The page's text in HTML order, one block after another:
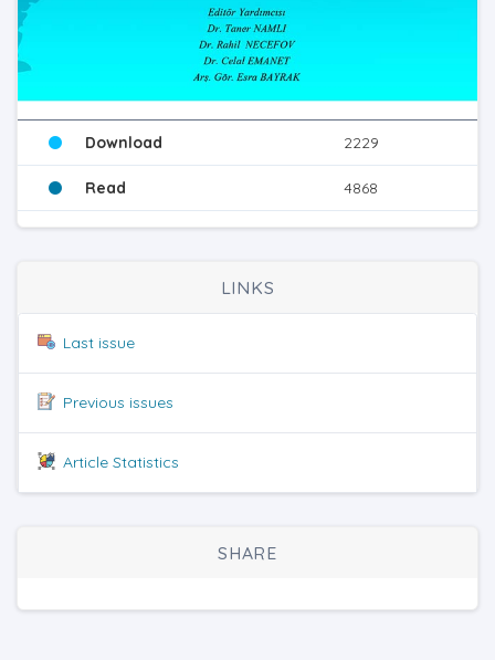
Download 2229
Read 4868
LINKS
Last issue
Previous issues
Article Statistics
SHARE